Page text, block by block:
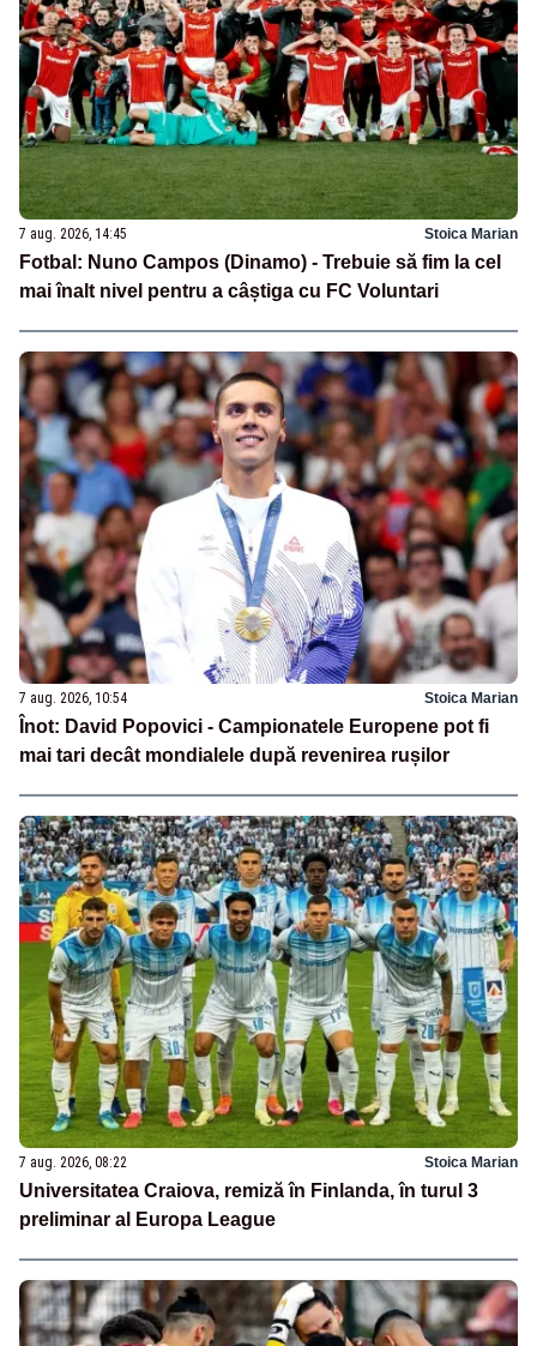
7 aug. 2026, 14:45 Stoica Marian
Fotbal: Nuno Campos (Dinamo) - Trebuie să fim la cel
mai înalt nivel pentru a câștiga cu FC Voluntari
7 aug. 2026, 10:54 Stoica Marian
Înot: David Popovici - Campionatele Europene pot fi
mai tari decât mondialele după revenirea rușilor
7 aug. 2026, 08:22 Stoica Marian
Universitatea Craiova, remiză în Finlanda, în turul 3
preliminar al Europa League